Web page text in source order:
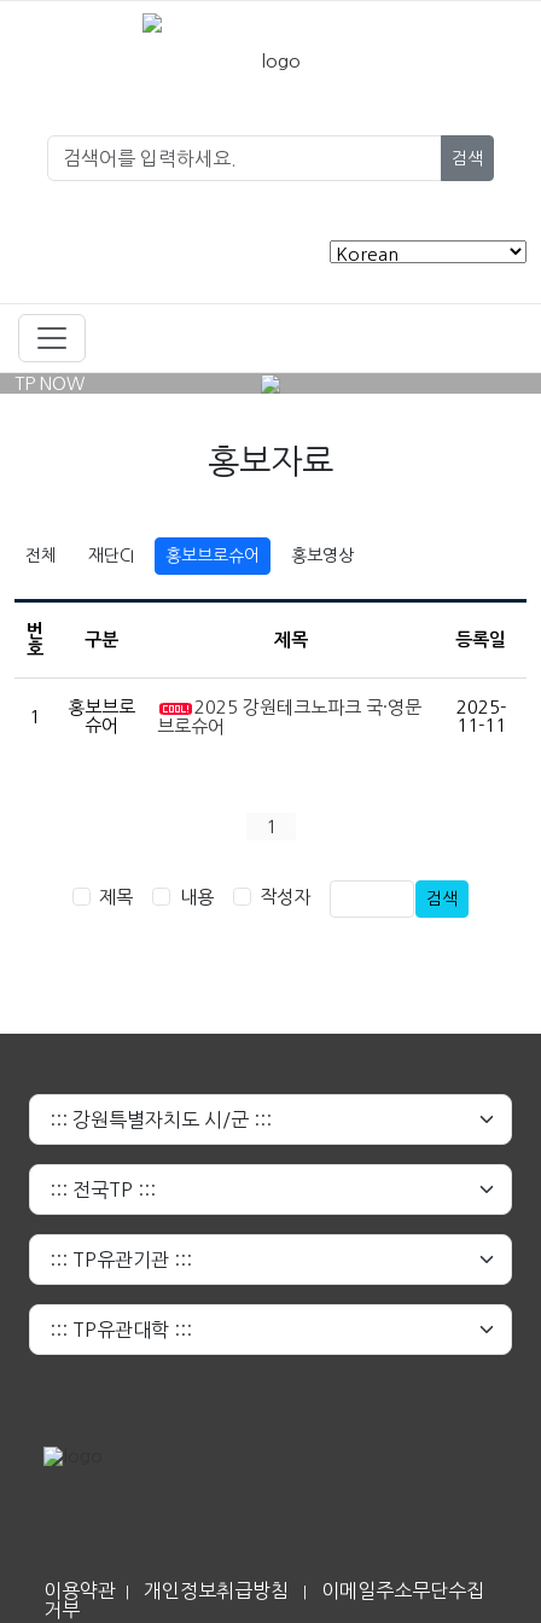
검색
TP NOW
홍보자료
전체 재단CI 홍보브로슈어 홍보영상
번
호
구분 제목 등록일
1
홍보브로
슈어
2025 강원테크노파크 국·영문
브로슈어
2025-
11-11
1
제목 내용 작성자 검색
이용약관 개인정보취급방침
이메일주소무단수집
거부